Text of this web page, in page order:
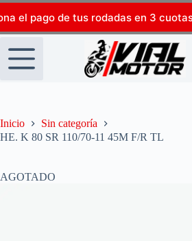
el pago de tus rodadas en 3
Inicio
Sin categoría
HE. K 80 SR 110/70-11 45M F/R TL
AGOTADO